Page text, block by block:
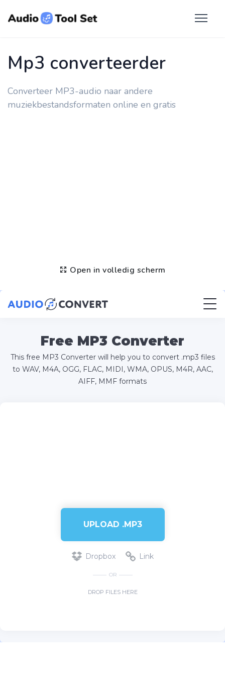
Mp3 converteerder
Converteer MP3-audio naar andere
muziekbestandsformaten online en gratis
Open in volledig scherm